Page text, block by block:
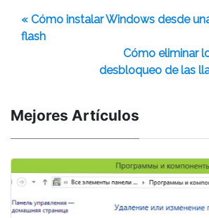
« Cómo instalar Windows desde
flash
Cómo eliminar
desbloqueo de las
Mejores Artículos